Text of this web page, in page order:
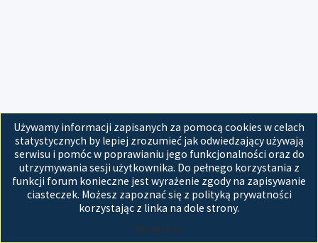
Używamy informacji zapisanych za pomocą cookies w celach
statystycznych by lepiej zrozumieć jak odwiedzający używają
serwisu i pomóc w poprawianiu jego funkcjonalności oraz do
utrzymywania sesji użytkownika. Do pełnego korzystania z
funkcji forum konieczne jest wyrażenie zgody na zapisywanie
ciasteczek. Możesz zapoznać się z polityką prywatności
korzystając z linka na dole strony.
Akceptuję